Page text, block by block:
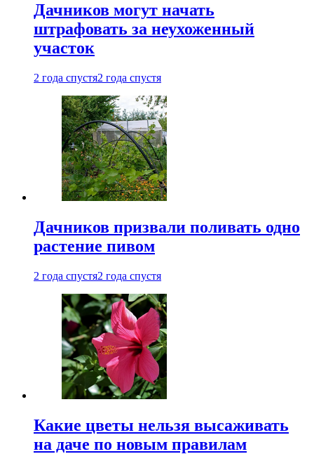
Дачников могут начать
штрафовать за неухоженный
участок
2 года спустя2 года спустя
Дачников призвали поливать одно
растение пивом
2 года спустя2 года спустя
Какие цветы нельзя высаживать
на даче по новым правилам